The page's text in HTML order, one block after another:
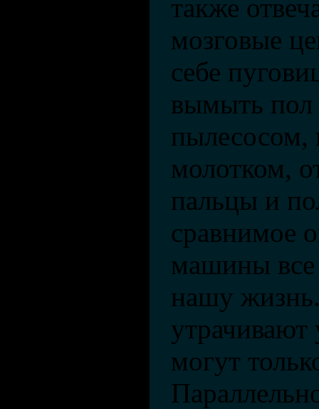
также
мозговые
себе
вымыть пол
пылесосом,
молотком,
пальцы и
сравнимое
машины все
нашу
могут